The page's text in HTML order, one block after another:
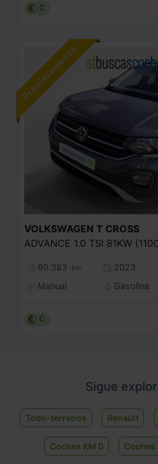
C
VOLKSWAGEN T CROSS
ADVANCE 1.0 TSI 81KW
80.383 km
2023
Manual
Gasolina
C
Sigue
Todo-terrenos Renault
Coches KM 0 Coches